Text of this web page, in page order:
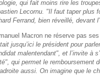
qui fait moins rire les
Lecornu. "Il faut taper plus
Ferrand, bien réveillé, devant
Macron ne réserve pas
jusqu’ici le président pour
malentendant", et l’invite à
qui permet le remboursement
aussi. On imagine que le